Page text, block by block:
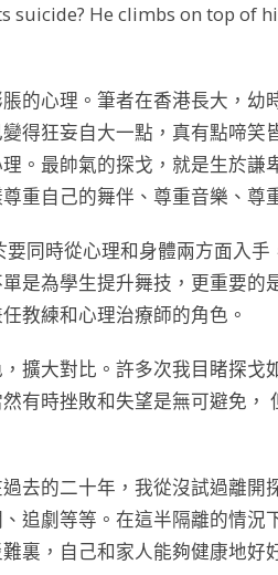
suicide? He climbs on top of
的心理。筆者在香港長大，幼
得狂妄自大一點，真有點啼笑
。最帥氣的探戈，就是生於謙
重自己的舞伴、尊重音樂、尊
同時從心理和身體兩方面入
是為學生提升舞技，更重要的
教練和心理治療師的角色。
擴大對比。許多次我目睹探戈
有時挫敗和失望是無可避免，
去的二十年，我從沒試過離開
追劇等等。在這半隔離的情況
裏，自己和家人能夠健康地好